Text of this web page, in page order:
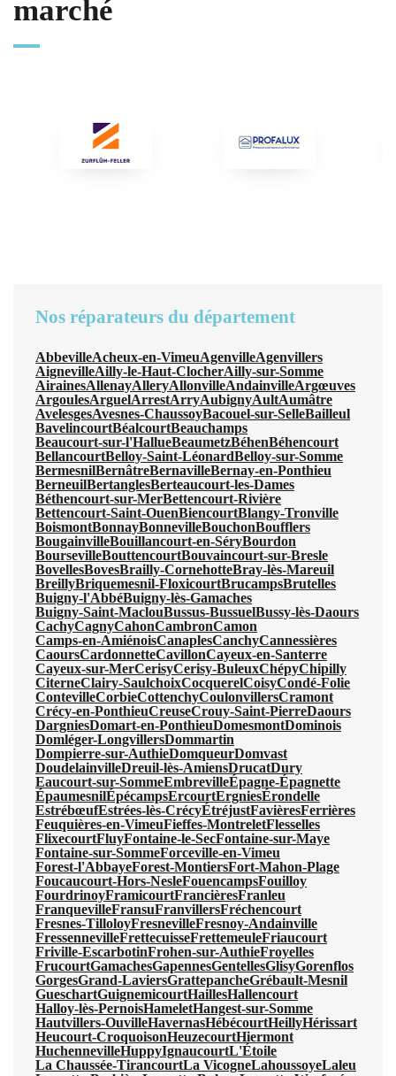
marché
Nos réparateurs du département
AbbevilleAcheux-en-VimeuAgenvilleAgenvillers
AignevilleAilly-le-Haut-ClocherAilly-sur-Somme
AirainesAllenayAlleryAllonvilleAndainvilleArgœuves
ArgoulesArguelArrestArryAubignyAultAumâtre
AvelesgesAvesnes-ChaussoyBacouel-sur-SelleBailleul
BavelincourtBéalcourtBeauchamps
Beaucourt-sur-l'HallueBeaumetzBéhenBéhencourt
BellancourtBelloy-Saint-LéonardBelloy-sur-Somme
BermesnilBernâtreBernavilleBernay-en-Ponthieu
BerneuilBertanglesBerteaucourt-les-Dames
Béthencourt-sur-MerBettencourt-Rivière
Bettencourt-Saint-OuenBiencourtBlangy-Tronville
BoismontBonnayBonnevilleBouchonBoufflers
BougainvilleBouillancourt-en-SéryBourdon
BoursevilleBouttencourtBouvaincourt-sur-Bresle
BovellesBovesBrailly-CornehotteBray-lès-Mareuil
BreillyBriquemesnil-FloxicourtBrucampsBrutelles
Buigny-l'AbbéBuigny-lès-Gamaches
Buigny-Saint-MaclouBussus-BussuelBussy-lès-Daours
CachyCagnyCahonCambronCamon
Camps-en-AmiénoisCanaplesCanchyCannessières
CaoursCardonnetteCavillonCayeux-en-Santerre
Cayeux-sur-MerCerisyCerisy-BuleuxChépyChipilly
CiterneClairy-SaulchoixCocquerelCoisyCondé-Folie
ContevilleCorbieCottenchyCoulonvillersCramont
Crécy-en-PonthieuCreuseCrouy-Saint-PierreDaours
DargniesDomart-en-PonthieuDomesmontDominois
Domléger-LongvillersDommartin
Dompierre-sur-AuthieDomqueurDomvast
DoudelainvilleDreuil-lès-AmiensDrucatDury
Eaucourt-sur-SommeEmbrevilleÉpagne-Épagnette
ÉpaumesnilÉpécampsErcourtErgniesÉrondelle
EstrébœufEstrées-lès-CrécyÉtréjustFavièresFerrières
Feuquières-en-VimeuFieffes-MontreletFlesselles
FlixecourtFluyFontaine-le-SecFontaine-sur-Maye
Fontaine-sur-SommeForceville-en-Vimeu
Forest-l'AbbayeForest-MontiersFort-Mahon-Plage
Foucaucourt-Hors-NesleFouencampsFouilloy
FourdrinoyFramicourtFrancièresFranleu
FranquevilleFransuFranvillersFréchencourt
Fresnes-TilloloyFresnevilleFresnoy-Andainville
FressennevilleFrettecuisseFrettemeuleFriaucourt
Friville-EscarbotinFrohen-sur-AuthieFroyelles
FrucourtGamachesGapennesGentellesGlisyGorenflos
GorgesGrand-LaviersGrattepancheGrébault-Mesnil
GueschartGuignemicourtHaillesHallencourt
Halloy-lès-PernoisHameletHangest-sur-Somme
Hautvillers-OuvilleHavernasHébécourtHeillyHérissart
Heucourt-CroquoisonHeuzecourtHiermont
HuchennevilleHuppyIgnaucourtL'Étoile
La Chaussée-TirancourtLa VicogneLahoussoyeLaleu